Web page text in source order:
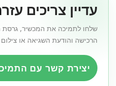
עדיין צריכים
שלחו לתמיכה את המכשיר, גרסת
הרכישה והודעת השגיאה או
יצירת קשר עם